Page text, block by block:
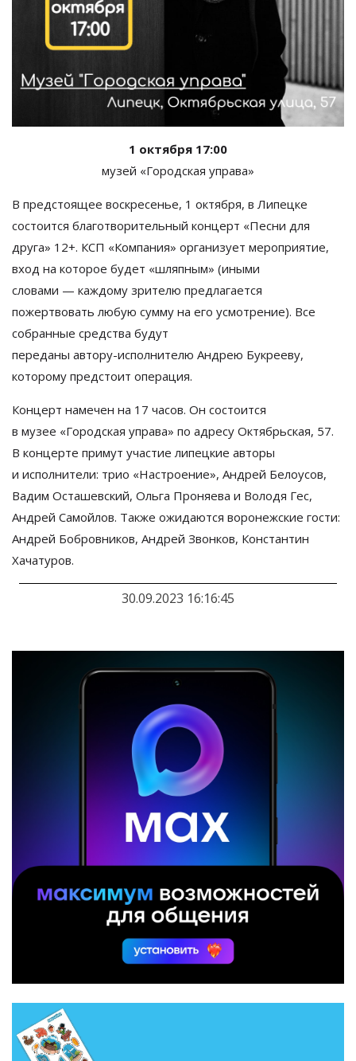
1 октября 17:00
музей «Городская управа»
В предстоящее воскресенье, 1 октября, в Липецке
состоится благотворительный концерт «Песни для
друга» 12+. КСП «Компания» организует мероприятие,
вход на которое будет «шляпным» (иными
словами — каждому зрителю предлагается
пожертвовать любую сумму на его усмотрение). Все
собранные средства будут
переданы автору-исполнителю Андрею Букрееву,
которому предстоит операция.
Концерт намечен на 17 часов. Он состоится
в музее «Городская управа» по адресу Октябрьская, 57.
В концерте примут участие липецкие авторы
и исполнители: трио «Настроение», Андрей Белоусов,
Вадим Осташевский, Ольга Проняева и Володя Гес,
Андрей Самойлов. Также ожидаются воронежские гости:
Андрей Бобровников, Андрей Звонков, Константин
Хачатуров.
30.09.2023 16:16:45